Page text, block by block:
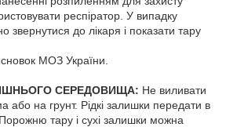
респіратор. У випадку
звернутися до лікаря і показати тару
МОЗ України.
СЕРЕДОВИЩА: Не виливати
або на грунт. Рідкі залишки передати в
Порожню тару і сухі залишки можна